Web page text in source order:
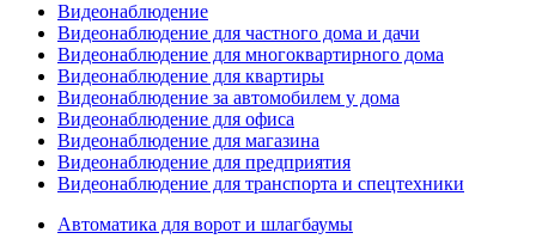
Видеонаблюдение
Видеонаблюдение для частного дома и дачи
Видеонаблюдение для многоквартирного дома
Видеонаблюдение для квартиры
Видеонаблюдение за автомобилем у дома
Видеонаблюдение для офиса
Видеонаблюдение для магазина
Видеонаблюдение для предприятия
Видеонаблюдение для транспорта и спецтехники
Автоматика для ворот и шлагбаумы